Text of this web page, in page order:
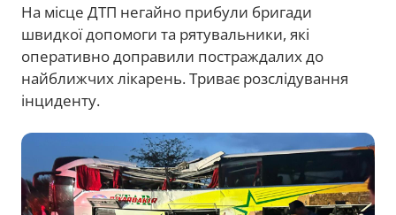
На місце ДТП негайно прибули бригади
швидкої допомоги та рятувальники, які
оперативно доправили постраждалих до
найближчих лікарень. Триває розслідування
інциденту.